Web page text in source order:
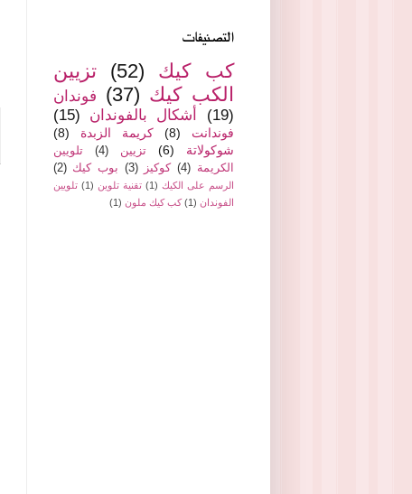
التصنيفات
كب كيك (52)
تزيين
الكب كيك (37)
فوندان
(19)
أشكال بالفوندان (15)
فوندانت (8) كريمة الزبدة
(8)
شوكولاتة
(6) تزيين (4)
تلويين
الكريمة (4) كوكيز (3) بوب كيك (2)
الرسم على الكيك (1) تقنية تلوين (1) تلويين
الفوندان (1) كب كيك ملون (1)